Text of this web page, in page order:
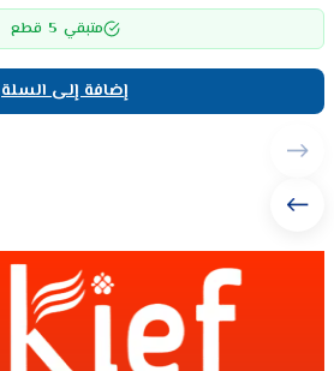
متبقي 5 قطع
إضافة إلى السلة